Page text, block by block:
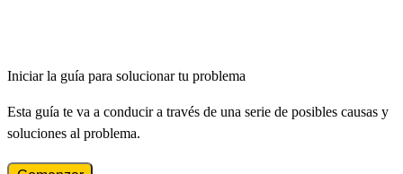
Iniciar la guía para solucionar tu problema
Esta guía te va a conducir a través de una serie de posibles causas y
soluciones al problema.